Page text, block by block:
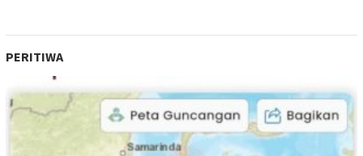
PERITIWA